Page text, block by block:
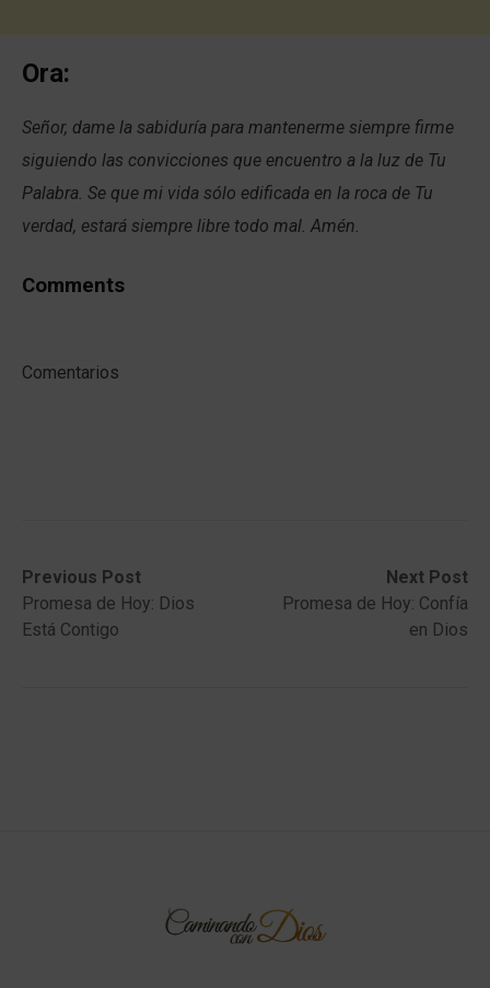
Ora:
Señor, dame la sabiduría para mantenerme siempre firme
siguiendo las convicciones que encuentro a la luz de Tu
Palabra. Se que mi vida sólo edificada en la roca de Tu
verdad, estará siempre libre todo mal. Amén.
Comments
Comentarios
Post
navigation
Previous Post
Previous
post:Promesa de Hoy: Dios
Está Contigo
Next Post
Next
post:
Promesa de Hoy: Confía
en Dios